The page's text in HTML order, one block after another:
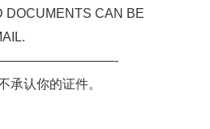
DOCUMENTS CAN BE
承认你的证件。